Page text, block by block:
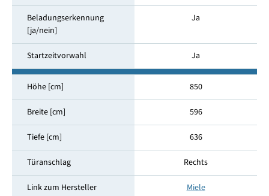
Beladungserkennung
[ja/nein]
Ja
Startzeitvorwahl Ja
Höhe [cm] 850
Breite [cm] 596
Tiefe [cm] 636
Türanschlag Rechts
Link zum Hersteller Miele